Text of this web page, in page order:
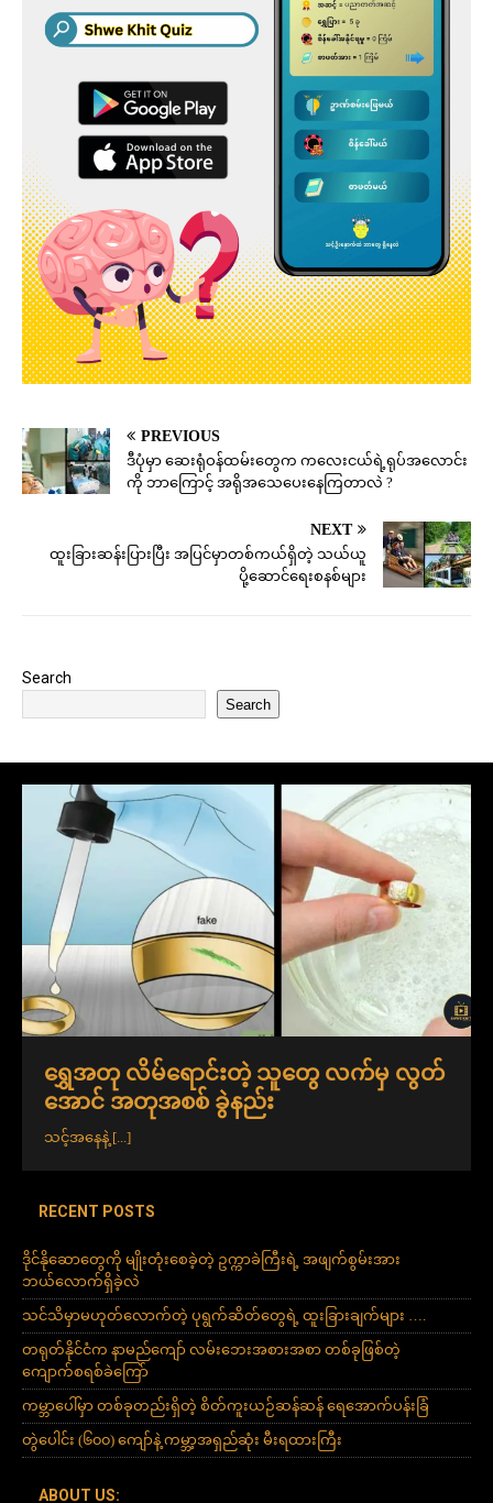
PREVIOUS
ဒီပုံမှာ ဆေးရုံဝန်ထမ်းတွေက ကလေးငယ်ရဲ့ရုပ်အလောင်း
ကို ဘာကြောင့် အရိုအသေပေးနေကြတာလဲ ?
NEXT
ထူးခြားဆန်းပြားပြီး အပြင်မှာတစ်ကယ်ရှိတဲ့ သယ်ယူ
ပို့ဆောင်ရေးစနစ်များ
Search
Search
ရွှေအတု လိမ်ရောင်းတဲ့ သူတွေ လက်မှ လွတ်
အောင် အတုအစစ် ခွဲနည်း
သင့်အနေနဲ့ [...]
RECENT POSTS
ဒိုင်နိုဆောတွေကို မျိုးတုံးစေခဲ့တဲ့ ဥက္ကာခဲကြီးရဲ့ အဖျက်စွမ်းအား
ဘယ်လောက်ရှိခဲ့လဲ
သင်သိမှာမဟုတ်လောက်တဲ့ ပုရွက်ဆိတ်တွေရဲ့ ထူးခြားချက်များ ….
တရုတ်နိုင်ငံက နာမည်ကျော် လမ်းဘေးအစားအစာ တစ်ခုဖြစ်တဲ့
ကျောက်စရစ်ခဲကြော်
ကမ္ဘာပေါ်မှာ တစ်ခုတည်းရှိတဲ့ စိတ်ကူးယဉ်ဆန်ဆန် ရေအောက်ပန်းခြံ
တွဲပေါင်း (၆၀၀) ကျော်နဲ့ ကမ္ဘာ့အရှည်ဆုံး မီးရထားကြီး
ABOUT US: